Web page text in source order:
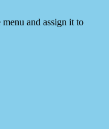
menu and assign it to